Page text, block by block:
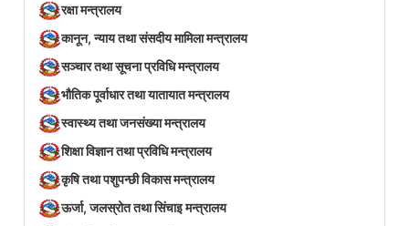
रक्षा मन्त्रालय
कानून, न्याय तथा संसदीय मामिला मन्त्रालय
सञ्‍चार तथा सूचना प्रविधि मन्त्रालय
भौतिक पूर्वाधार तथा यातायात मन्त्रालय
स्वास्थ्य तथा जनसंख्या मन्त्रालय
शिक्षा विज्ञान तथा प्रविधि मन्त्रालय
कृषि तथा पशुपन्छी विकास मन्त्रालय
ऊर्जा, जलस्रोत तथा सिंचाइ मन्त्रालय